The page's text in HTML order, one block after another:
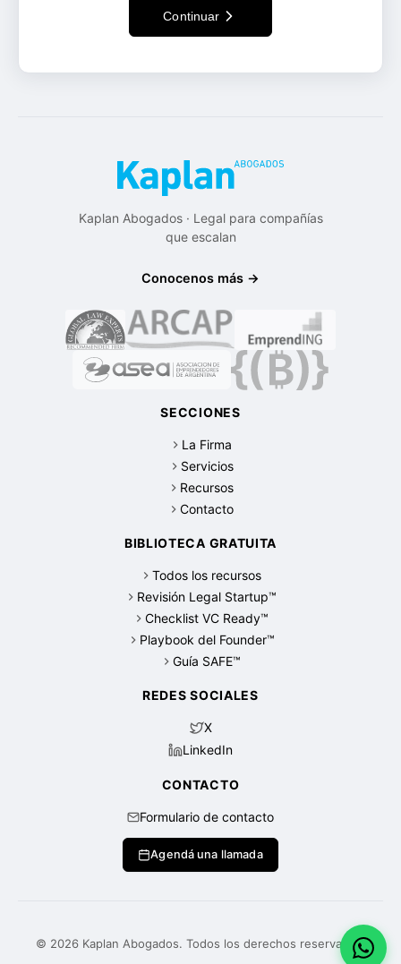
Continuar
Kaplan Abogados · Legal para compañías
que escalan
Conocenos más →
SECCIONES
La Firma
Servicios
Recursos
Contacto
BIBLIOTECA GRATUITA
Todos los recursos
Revisión Legal Startup™
Checklist VC Ready™
Playbook del Founder™
Guía SAFE™
REDES SOCIALES
X
LinkedIn
CONTACTO
Formulario de contacto
Agendá una llamada
© 2026 Kaplan Abogados. Todos los derechos reservados.